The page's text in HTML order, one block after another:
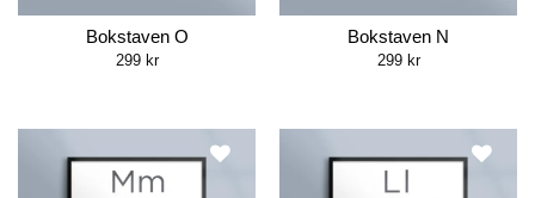
Bokstaven O
299 kr
Bokstaven N
299 kr